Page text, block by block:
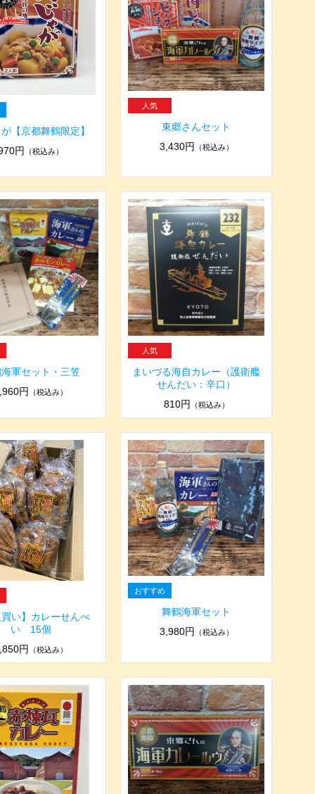
【京都舞鶴限定】
円
（税込み）
東郷さんセット
3,430円
（税込み）
軍セット・三笠
円
（税込み）
まいづる海自カレー（護衛艦
せんだい：辛口）
810円
（税込み）
い】カレーせんべ
い 15個
円
（税込み）
舞鶴海軍セット
3,980円
（税込み）